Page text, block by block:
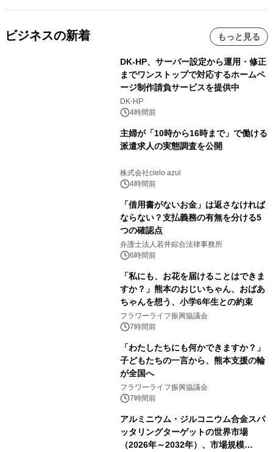
ビジネスの新着 もっと見る
DK-HP、サーバー設定から運用・修正
までワンストップで対応するホームペ
ージ制作請負サービスを提供中
DK-HP
4時間前
主婦が「10時から16時まで」で働ける
派遣求人の実態調査を公開
株式会社cielo azul
4時間前
「借用書がないお金」は返さなければ
ならない？支払義務の有無を分ける5
つの確認点
弁護士法人若井綜合法律事務所
6時間前
「私にも、お花を届けることはできま
すか？」熊本のおじいちゃん、おばあ
ちゃんを想う、小学6年生との約束
フラワーライフ振興協議会
7時間前
「わたしたちにも何かできますか？」
子どもたちの一言から、熊本支援の輪
が全国へ
フラワーライフ振興協議会
7時間前
アルミニウム・ジルコニウム合金スパ
ッタリングターゲットの世界市場
（2026年～2032年）、市場規模